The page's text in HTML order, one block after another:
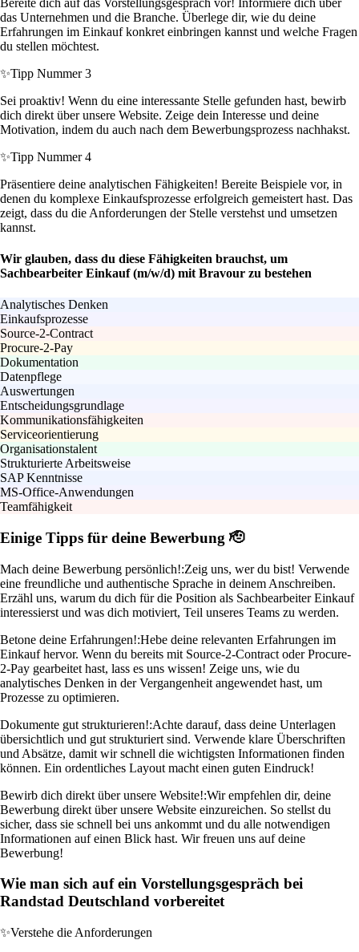
das Unternehmen und die Branche. Überlege dir, wie du deine
Erfahrungen im Einkauf konkret einbringen kannst und welche Fragen
du stellen möchtest.
✨Tipp Nummer 3
Sei proaktiv! Wenn du eine interessante Stelle gefunden hast, bewirb
dich direkt über unsere Website. Zeige dein Interesse und deine
Motivation, indem du auch nach dem Bewerbungsprozess nachhakst.
✨Tipp Nummer 4
Präsentiere deine analytischen Fähigkeiten! Bereite Beispiele vor, in
denen du komplexe Einkaufsprozesse erfolgreich gemeistert hast. Das
zeigt, dass du die Anforderungen der Stelle verstehst und umsetzen
kannst.
Wir glauben, dass du diese Fähigkeiten brauchst, um
Sachbearbeiter Einkauf (m/w/d) mit Bravour zu bestehen
Analytisches Denken
Einkaufsprozesse
Source-2-Contract
Procure-2-Pay
Dokumentation
Datenpflege
Auswertungen
Entscheidungsgrundlage
Kommunikationsfähigkeiten
Serviceorientierung
Organisationstalent
Strukturierte Arbeitsweise
SAP Kenntnisse
MS-Office-Anwendungen
Teamfähigkeit
Einige Tipps für deine Bewerbung 🫡
Mach deine Bewerbung persönlich!:Zeig uns, wer du bist! Verwende
eine freundliche und authentische Sprache in deinem Anschreiben.
Erzähl uns, warum du dich für die Position als Sachbearbeiter Einkauf
interessierst und was dich motiviert, Teil unseres Teams zu werden.
Betone deine Erfahrungen!:Hebe deine relevanten Erfahrungen im
Einkauf hervor. Wenn du bereits mit Source-2-Contract oder Procure-
2-Pay gearbeitet hast, lass es uns wissen! Zeige uns, wie du
analytisches Denken in der Vergangenheit angewendet hast, um
Prozesse zu optimieren.
Dokumente gut strukturieren!:Achte darauf, dass deine Unterlagen
übersichtlich und gut strukturiert sind. Verwende klare Überschriften
und Absätze, damit wir schnell die wichtigsten Informationen finden
können. Ein ordentliches Layout macht einen guten Eindruck!
Bewirb dich direkt über unsere Website!:Wir empfehlen dir, deine
Bewerbung direkt über unsere Website einzureichen. So stellst du
sicher, dass sie schnell bei uns ankommt und du alle notwendigen
Informationen auf einen Blick hast. Wir freuen uns auf deine
Bewerbung!
Wie man sich auf ein Vorstellungsgespräch bei
Randstad Deutschland vorbereitet
✨Verstehe die Anforderungen